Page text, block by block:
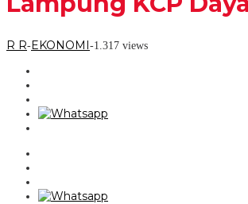
R R-EKONOMI-1.317 views